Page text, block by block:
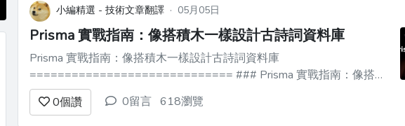
小編精選 - 技術文章翻譯 · 05月05日
Prisma 實戰指南：像搭積木一樣設計古詩詞資料庫
Prisma 實戰指南：像搭積木一樣設計古詩詞資料庫
============================= ### Prisma 實戰指南：像搭積
木一樣設計古詩詞資料庫 在傳統後端開發中，與資料庫打交道往往意味
著要撰寫大量晦澀的 SQL 語句。而 Prisma 就像一位精通多國...
0個讚 0留言 618瀏覽